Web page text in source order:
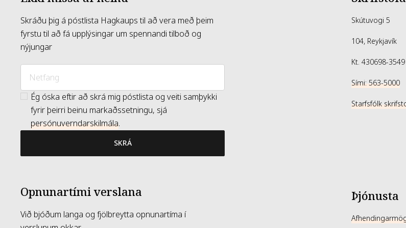
Skráðu þig á póstlista Hagkaups til að vera með þeim
fyrstu til að fá upplýsingar um spennandi tilboð og
nýjungar
Ég óska eftir að skrá mig póstlista og veiti samþykki
fyrir þeirri beinu markaðssetningu, sjá
persónuverndarskilmála.
SKRÁ
Opnunartími verslana
Við bjóðum langa og fjölbreytta opnunartíma í
Skútuvogi 5
104, Reykjavík
Kt. 430698-3549
Sími: 563-5000
Starfsfólk
Þjónusta